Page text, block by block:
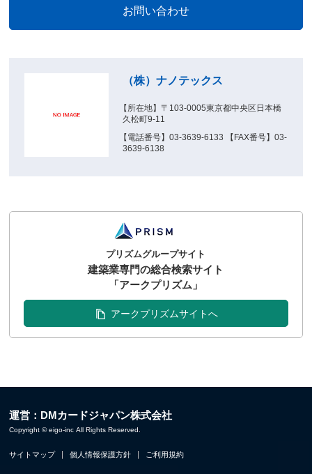
（株）ナノテックス
【所在地】〒103-0005東京都中央区日本橋
久松町9-11
【電話番号】03-3639-6133 【FAX番号】03-
3639-6138
プリズムグループサイト
建築業専門の総合検索サイト
「アークプリズム」
アークプリズムサイトへ
運営：DMカードジャパン株式会社
Copyright © eigo-inc All Rights Reserved.
サイトマップ 個人情報保護方針 ご利用規約